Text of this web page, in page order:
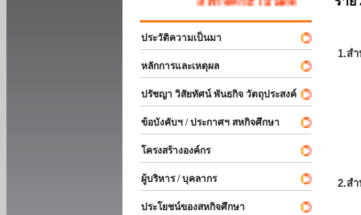
ประวัติความเป็นมา
หลักการและเหตุผล
ปรัชญา วิสัยทัศน์ พันธกิจ วัตถุประสงค์
ข้อบังคับฯ / ประกาศฯ สหกิจศึกษา
โครงสร้างองค์กร
ผู้บริหาร / บุคลากร
ประโยชน์ของสหกิจศึกษา
1.ส
2.ส